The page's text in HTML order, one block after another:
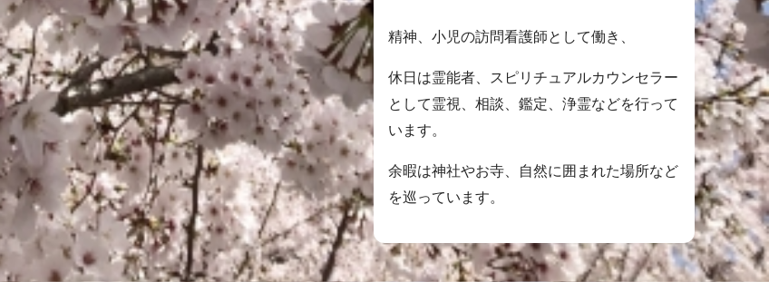
精神、小児の訪問看護師として働き、
休日は霊能者、スピリチュアルカウンセラー
として霊視、相談、鑑定、浄霊などを行って
います。
余暇は神社やお寺、自然に囲まれた場所など
を巡っています。